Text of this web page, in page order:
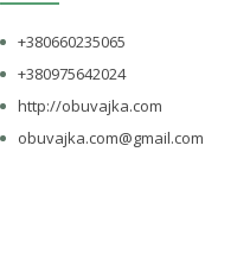
+380660235065
+380975642024
http://obuvajka.com
obuvajka.com@gmail.com